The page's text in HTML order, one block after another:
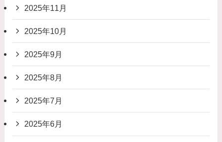
2025年11月
2025年10月
2025年9月
2025年8月
2025年7月
2025年6月